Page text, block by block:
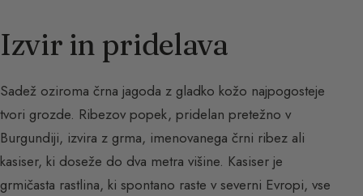
Izvir in pridelava
Sadež oziroma črna jagoda z gladko kožo najpogosteje
tvori grozde. Ribezov popek, pridelan pretežno v
Burgundiji, izvira z grma, imenovanega črni ribez ali
kasiser, ki doseže do dva metra višine. Kasiser je
grmičasta rastlina, ki spontano raste v severni Evropi, vse